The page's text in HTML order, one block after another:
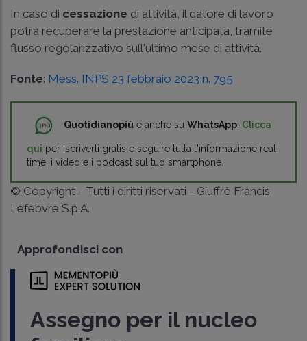
In caso di cessazione di attività, il datore di lavoro
potrà recuperare la prestazione anticipata, tramite
flusso regolarizzativo sull'ultimo mese di attività.
Fonte: Mess. INPS 23 febbraio 2023 n. 795
Quotidianopiù è anche su WhatsApp! Clicca
qui per iscriverti gratis e seguire tutta l'informazione real
time, i video e i podcast sul tuo smartphone.
© Copyright - Tutti i diritti riservati - Giuffrè Francis
Lefebvre S.p.A.
Approfondisci con
Assegno per il nucleo